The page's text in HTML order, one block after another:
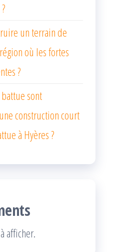
un terrain de
où les fortes
?
sont
construction court
à Hyères ?
afficher.